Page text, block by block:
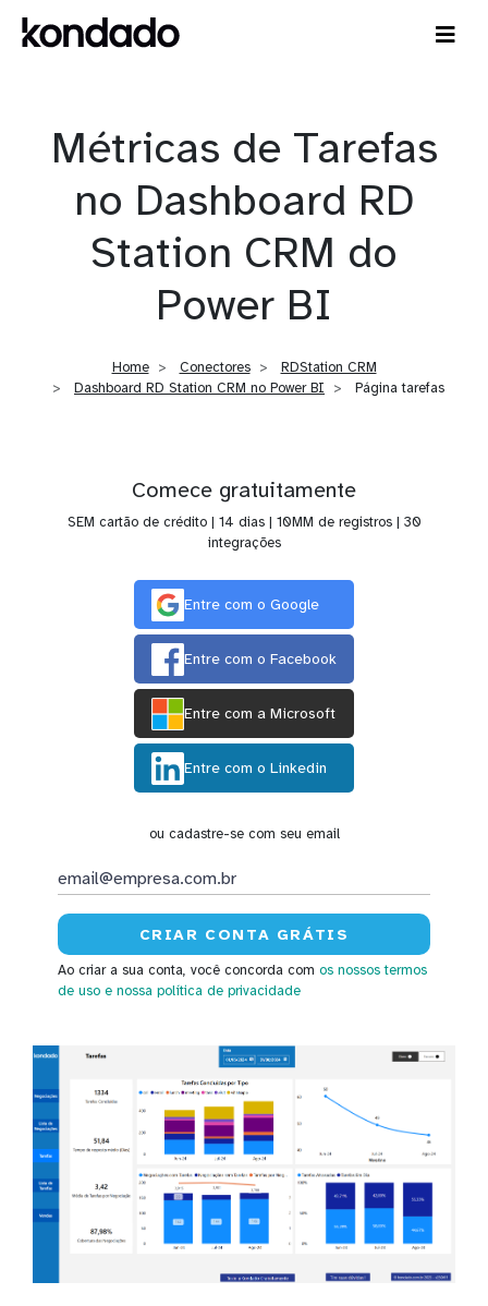
Métricas de Tarefas
no Dashboard RD
Station CRM do
Power BI
Home Conectores
RDStation CRM
Dashboard RD Station CRM no Power BI
Página tarefas
Comece gratuitamente
SEM cartão de crédito | 14 dias | 10MM de registros | 30
integrações
Entre com o Google
Entre com o Facebook
Entre com a Microsoft
Entre com o Linkedin
ou cadastre-se com seu email
Ao criar a sua conta, você concorda com os nossos termos
de uso e nossa política de privacidade